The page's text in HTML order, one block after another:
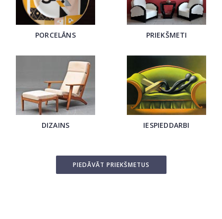
PORCELĀNS PRIEKŠMETI
DIZAINS IESPIEDDARBI
PIEDĀVĀT PRIEKŠMETUS